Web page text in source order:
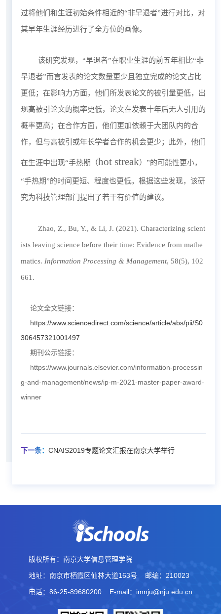
过将他们和生涯初始条件相近的“非早退者”进行对比，对
其早年生涯经历进行了全方位的画像。
该研究发现，“早退者”在职业生涯的前五年相比“非
早退者”而言发表的论文数量更少且独立完成的论文占比
更低；在影响力方面，他们所发表论文的被引量更低，出
现高被引论文的概率更低，论文在发表十年后无人引用的
概率更高；在合作方面，他们更加依赖于大团队内的合
作，但与高被引或年长学者合作的机会更少；此外，他们
在生涯中出现“手热期（hot streak）”的可能性更小，
“手热期”的时间更短、程度也更低。根据这些发现，该研
究为科技管理部门提出了若干有价值的建议。
Zhao, Z., Bu, Y., & Li, J. (2021). Characterizing scient
ists leaving science before their time: Evidence from mathe
matics. Information Processing & Management, 58(5), 102
661.
论文全文链接：
https://www.sciencedirect.com/science/article/abs/pii/S0
306457321001497
期刊公示链接：
https://www.journals.elsevier.com/information-processin
g-and-management/news/ip-m-2021-master-paper-award-
winner
下一条： CNAIS2019专题论文汇报在南京大学举行
版权所有：南京大学信息管理学院
地址：南京市栖霞区仙林大道163号 邮编：210023
电话：86-25-89680200 E-mail：imnju@nju.edu.cn